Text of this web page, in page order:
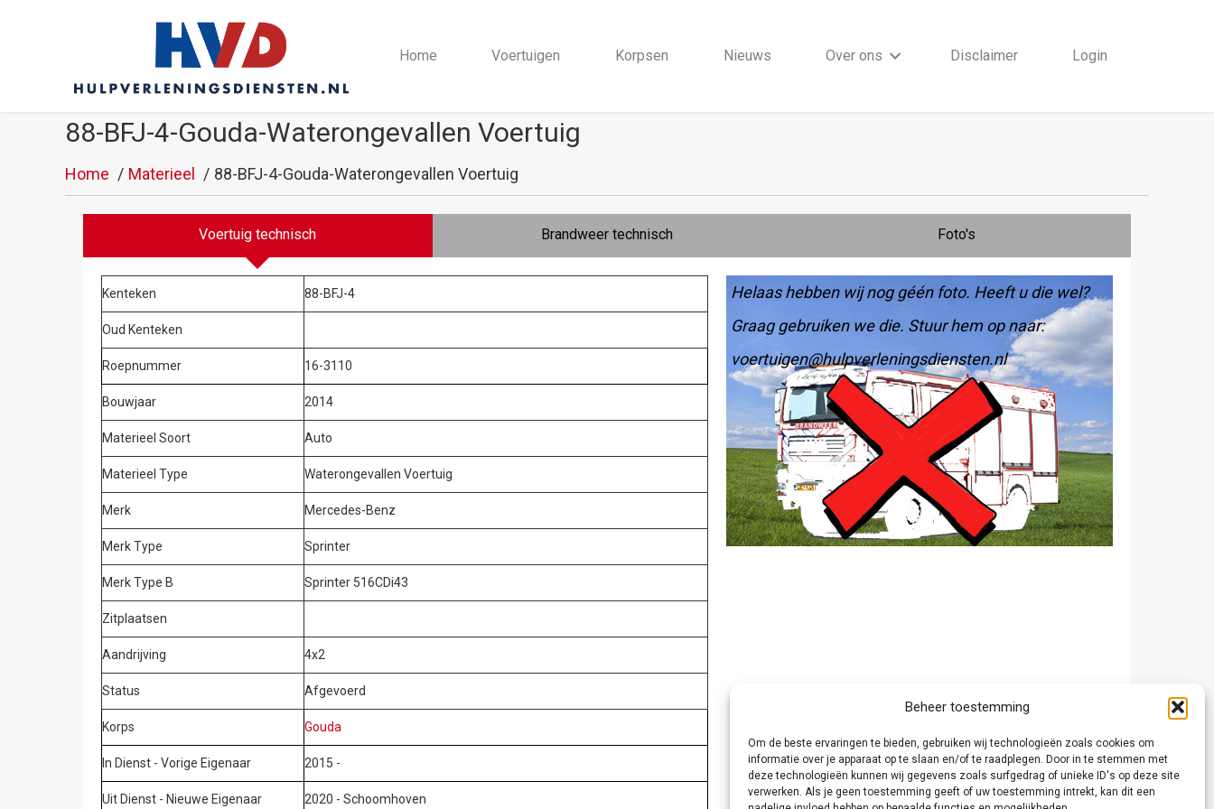
Beheer toestemming
Om de beste ervaringen te bieden, gebruiken wij technologieën zoals cookies om
informatie over je apparaat op te slaan en/of te raadplegen. Door in te stemmen met
deze technologieën kunnen wij gegevens zoals surfgedrag of unieke ID's op deze site
verwerken. Als je geen toestemming geeft of uw toestemming intrekt, kan dit een
Home Voertuigen Korpsen Nieuws Over ons Disclaimer Login
88-BFJ-4-Gouda-Waterongevallen Voertuig
Home Materieel 88-BFJ-4-Gouda-Waterongevallen Voertuig
Voertuig technisch Brandweer technisch Foto's
Kenteken 88-BFJ-4
Oud Kenteken
Roepnummer 16-3110
Bouwjaar 2014
Materieel Soort Auto
Materieel Type Waterongevallen Voertuig
Merk Mercedes-Benz
Merk Type Sprinter
Merk Type B Sprinter 516CDi43
Zitplaatsen
Aandrijving 4x2
Status Afgevoerd
Korps Gouda
In Dienst - Vorige Eigenaar 2015 -
Uit Dienst - Nieuwe Eigenaar 2020 - Schoomhoven
Helaas hebben wij nog géén foto. Heeft u die wel?
Graag gebruiken we die. Stuur hem op naar:
voertuigen@hulpverleningsdiensten.nl